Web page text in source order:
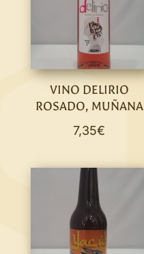
VINO DELIRIO
ROSADO, MUÑANA
7,35€